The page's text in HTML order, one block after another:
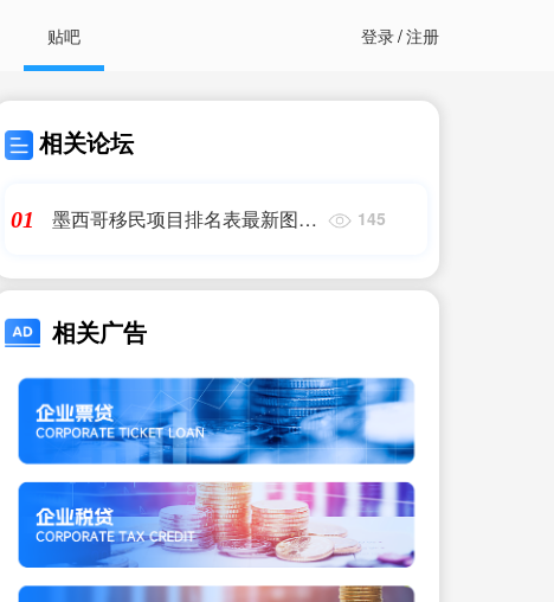
贴吧 登录/注册
相关论坛
01
墨西哥移民项目排名表最新图片
司
145
相关广告